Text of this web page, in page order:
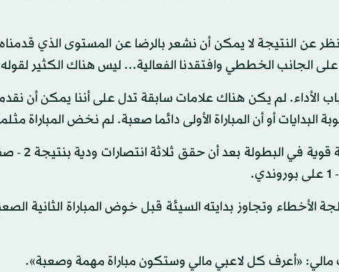
عن النتيجة لا يمكن أن نشعر بالرضا عن المستوى الذي قدمناه
الجانب الخططي وافتقدنا الفعالية... ليس هناك الكثير
لم يكن هناك علامات سابقة تدل على أننا يمكن أن
أو أن المباراة الأولى دائما صعبة. لم نخض المباراة
وتجاوز بدايته السيئة قبل خوض المباراة الثانية
«أعرف كل لاعبي مالي وستكون مباراة مهمة وصعبة».